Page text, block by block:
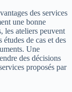
des services
une bonne
les ateliers peuvent
de cas et des
Une
des décisions
proposés par